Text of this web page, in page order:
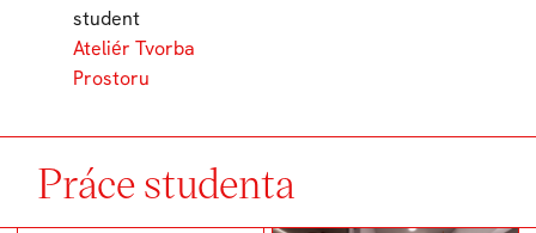
student
Ateliér Tvorba
Prostoru
Práce studenta